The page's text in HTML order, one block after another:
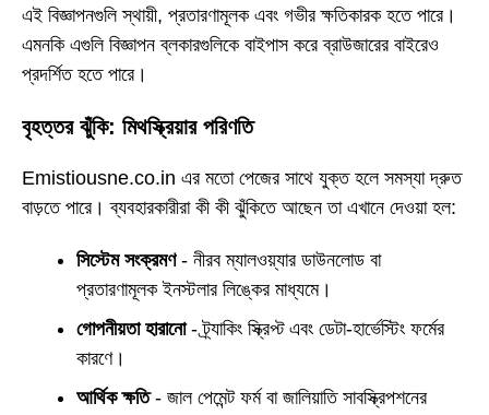
এই বিজ্ঞাপনগুলি স্থায়ী, প্রতারণামূলক এবং গভীর ক্ষতিকারক হতে পারে।
এমনকি এগুলি বিজ্ঞাপন ব্লকারগুলিকে বাইপাস করে ব্রাউজারের বাইরেও
প্রদর্শিত হতে পারে।
বৃহত্তর ঝুঁকি: মিথস্ক্রিয়ার পরিণতি
Emistiousne.co.in এর মতো পেজের সাথে যুক্ত হলে সমস্যা দ্রুত
বাড়তে পারে। ব্যবহারকারীরা কী কী ঝুঁকিতে আছেন তা এখানে দেওয়া হল:
সিস্টেম সংক্রমণ- নীরব ম্যালওয়্যার ডাউনলোড বা
প্রতারণামূলক ইনস্টলার লিঙ্কের মাধ্যমে।
গোপনীয়তা হারানো- ট্র্যাকিং স্ক্রিপ্ট এবং ডেটা-হার্ভেস্টিং ফর্মের
কারণে।
আর্থিক ক্ষতি- জাল পেমেন্ট ফর্ম বা জালিয়াতি সাবস্ক্রিপশনের